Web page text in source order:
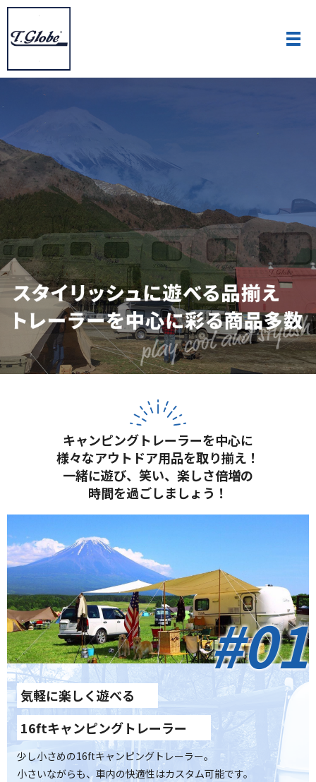
キャンピングトレーラーを中心に
様々なアウトドア用品を取り揃え！
一緒に遊び、笑い、楽しさ倍増の
時間を過ごしましょう！
#01
気軽に楽しく遊べる
16ftキャンピングトレーラー
少し小さめの16ftキャンピングトレーラー。
小さいながらも、車内の快適性はカスタム可能です。